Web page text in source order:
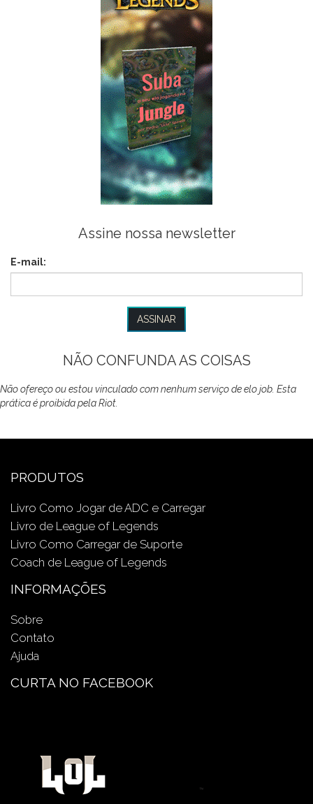
Assine nossa newsletter
E-mail:
NÃO CONFUNDA AS COISAS
Não ofereço ou estou vinculado com nenhum serviço de elo job. Esta
prática é proibida pela Riot.
PRODUTOS
Livro Como Jogar de ADC e Carregar
Livro de League of Legends
Livro Como Carregar de Suporte
Coach de League of Legends
INFORMAÇÕES
Sobre
Contato
Ajuda
CURTA NO FACEBOOK